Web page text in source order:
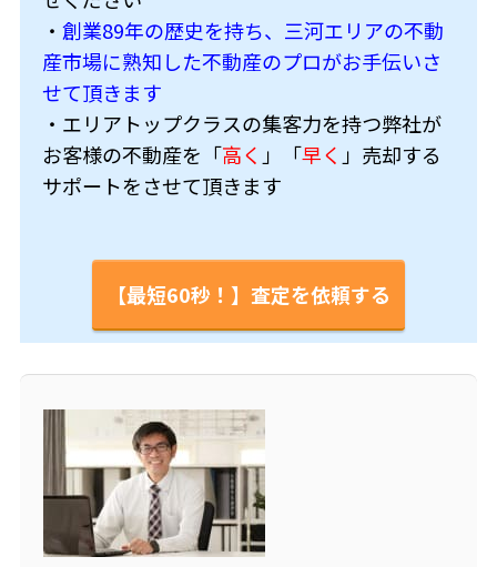
・ 創業89年の歴史を持ち、三河エリアの不動
産市場に熟知した不動産のプロがお手伝いさ
せて頂きます
・エリアトップクラスの集客力を持つ弊社が
お客様の不動産を「高く 」「早く 」売却する
サポートをさせて頂きます
【最短60秒！】査定を依頼する